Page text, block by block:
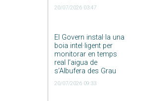
20/07/2026 03:47
El Govern instal·la una
boia intel·ligent per
monitorar en temps
real l’aigua de
s’Albufera des Grau
20/07/2026 09:33